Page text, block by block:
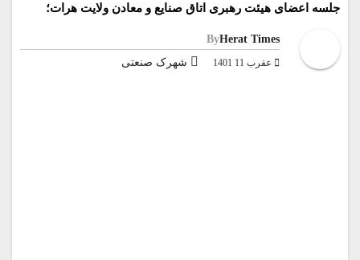
جلسه اعضای هیئت رهبری اتاق صنایع و معادن ولایت هرات؛
ByHerat Times
عقرب 11 1401 شهرک صنعتی